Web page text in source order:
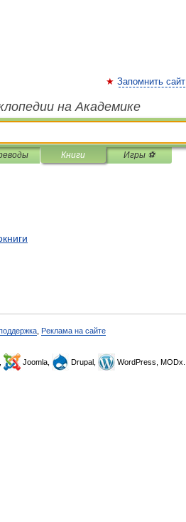
Запомнить сайт
на Академике
Книги Игры ⚽
Реклама на сайте
Joomla, Drupal, WordPress, MODx.